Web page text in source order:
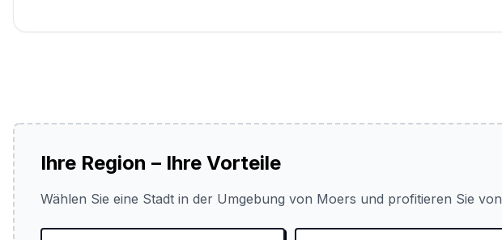
Ihre Region – Ihre Vorteile
Wählen Sie eine Stadt in der Umgebung von Moers und profitieren Sie von